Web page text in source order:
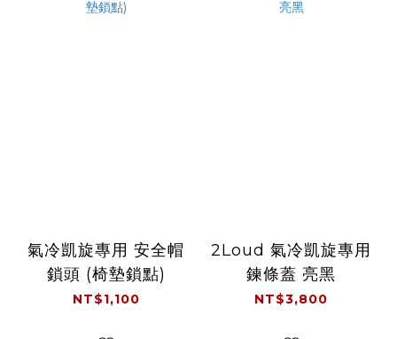
氣冷凱旋專用 安全帽
鎖頭 (椅墊鎖點)
NT$1,100
2Loud 氣冷凱旋專用
鍊條蓋 亮黑
NT$3,800